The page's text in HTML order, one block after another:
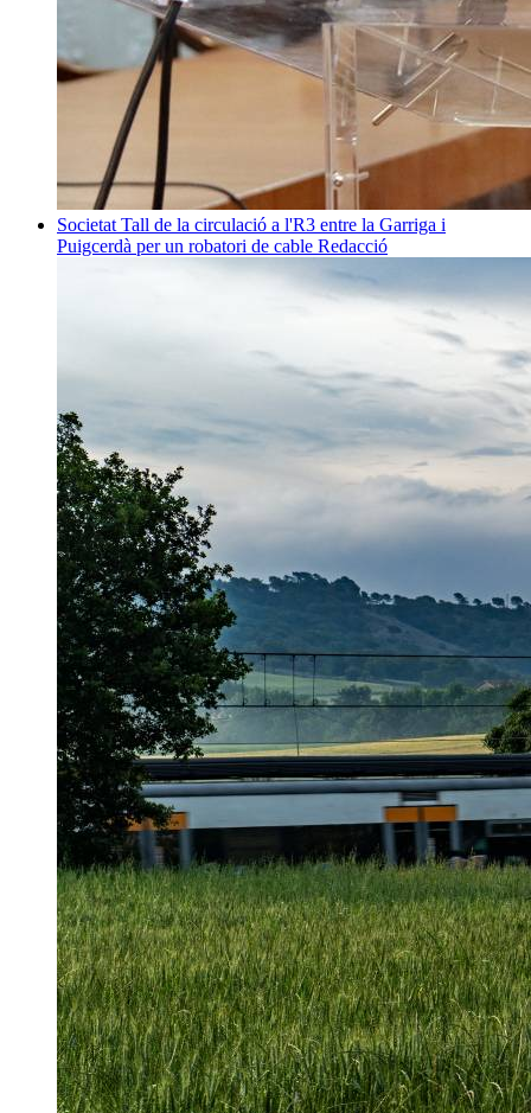
Societat Tall de la circulació a l'R3 entre la Garriga i
Puigcerdà per un robatori de cable Redacció